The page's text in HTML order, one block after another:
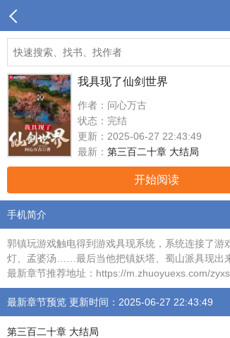
我具现了仙剑世界
作者：问心万古
状态：完结
更新：2025-06-27 22:43:49
最新： 第三百二十章 大结局
开始阅读
手机简介
郭镇玩游戏触电得到游戏具现系统，系统连接了
灯、孟婆汤……最后当他把镇妖塔、蜀山派具现出
最新章节推荐地址：https://m.zhuoyuexs.com/
最新章节预览 更新时间：2025-06-27 22:43:49
第三百二十章 大结局